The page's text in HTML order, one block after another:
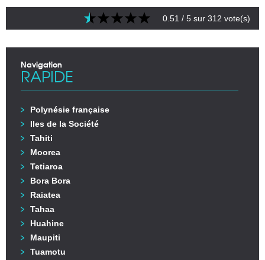
0.51 / 5 sur 312 vote(s)
Navigation
RAPIDE
Polynésie française
Iles de la Société
Tahiti
Moorea
Tetiaroa
Bora Bora
Raiatea
Tahaa
Huahine
Maupiti
Tuamotu